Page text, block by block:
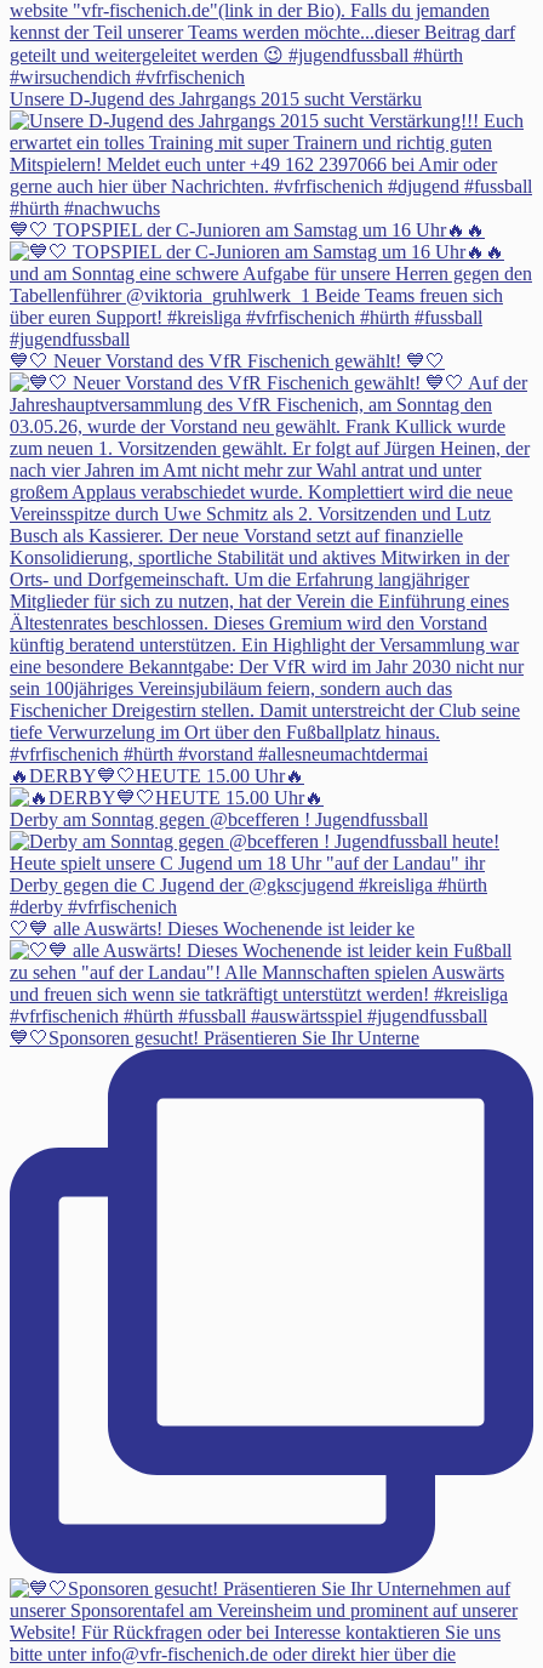
Unsere D-Jugend des Jahrgangs 2015 sucht Verstärku
💙🤍 TOPSPIEL der C-Junioren am Samstag um 16 Uhr🔥🔥
💙🤍 Neuer Vorstand des VfR Fischenich gewählt! 💙🤍
🔥DERBY💙🤍HEUTE 15.00 Uhr🔥
Derby am Sonntag gegen @bcefferen ! Jugendfussball
🤍💙 alle Auswärts! Dieses Wochenende ist leider ke
💙🤍Sponsoren gesucht! Präsentieren Sie Ihr Unterne